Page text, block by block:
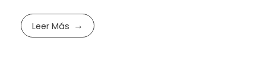
Leer Más